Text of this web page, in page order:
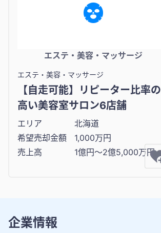
エステ・美容・マッサージ
エステ・美容・マッサージ
【自走可能】リピーター比率の
高い美容室サロン6店舗
エリア
北海道
希望売却金額
1,000万円
売上高
1億円〜2億5,000万円
企業情報